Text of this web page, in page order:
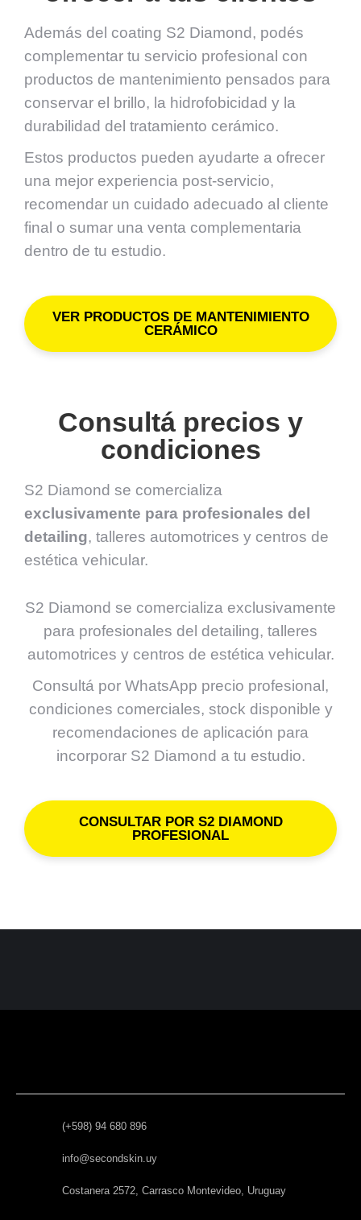
Además del coating S2 Diamond, podés
complementar tu servicio profesional con
productos de mantenimiento pensados para
conservar el brillo, la hidrofobicidad y la
durabilidad del tratamiento cerámico.
Estos productos pueden ayudarte a ofrecer
una mejor experiencia post-servicio,
recomendar un cuidado adecuado al cliente
final o sumar una venta complementaria
dentro de tu estudio.
VER PRODUCTOS DE MANTENIMIENTO
CERÁMICO
Consultá precios y
condiciones
S2 Diamond se comercializa
exclusivamente para profesionales del
detailing, talleres automotrices y centros de
estética vehicular.
S2 Diamond se comercializa exclusivamente
para profesionales del detailing, talleres
automotrices y centros de estética vehicular.
Consultá por WhatsApp precio profesional,
condiciones comerciales, stock disponible y
recomendaciones de aplicación para
incorporar S2 Diamond a tu estudio.
CONSULTAR POR S2 DIAMOND
PROFESIONAL
(+598) 94 680 896
info@secondskin.uy
Costanera 2572, Carrasco Montevideo, Uruguay